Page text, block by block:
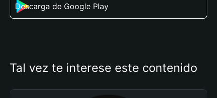
Descarga de Google Play
Tal vez te interese este contenido